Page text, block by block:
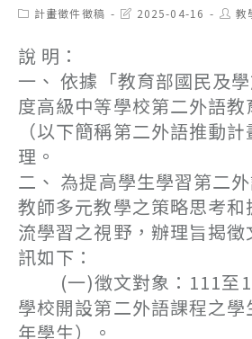
Post計畫徵件徵稿
Post2025-04-16
Post
教
說 明：
一、 依據「教育部國民及
度高級中等學校第二外語教
（以下簡稱第二外語推動
理。
二、 為提高學生學習第二
教師多元教學之策略思考
流學習之視野，辦理旨揭
訊如下：
(一)徵文對象：111至
學校開設第二外語課程之
年學生）。